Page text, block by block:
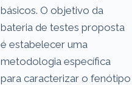
básicos. O objetivo da
bateria de testes proposta
é estabelecer uma
metodologia específica
para caracterizar o fenótipo